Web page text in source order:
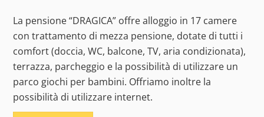
La pensione “DRAGICA” offre alloggio in 17 camere
con trattamento di mezza pensione, dotate di tutti i
comfort (doccia, WC, balcone, TV, aria condizionata),
terrazza, parcheggio e la possibilità di utilizzare un
parco giochi per bambini. Offriamo inoltre la
possibilità di utilizzare internet.